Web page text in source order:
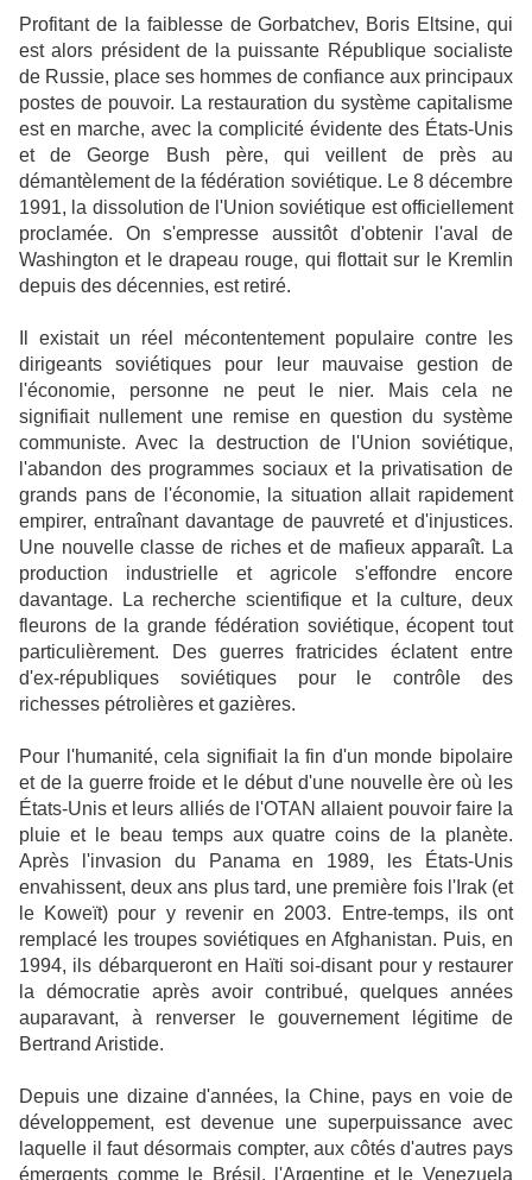
Profitant de la faiblesse de Gorbatchev, Boris Eltsine, qui
est alors président de la puissante République socialiste
de Russie, place ses hommes de confiance aux principaux
postes de pouvoir. La restauration du système capitalisme
est en marche, avec la complicité évidente des États-Unis
et de George Bush père, qui veillent de près au
démantèlement de la fédération soviétique. Le 8 décembre
1991, la dissolution de l'Union soviétique est officiellement
proclamée. On s'empresse aussitôt d'obtenir l'aval de
Washington et le drapeau rouge, qui flottait sur le Kremlin
depuis des décennies, est retiré.
Il existait un réel mécontentement populaire contre les
dirigeants soviétiques pour leur mauvaise gestion de
l'économie, personne ne peut le nier. Mais cela ne
signifiait nullement une remise en question du système
communiste. Avec la destruction de l'Union soviétique,
l'abandon des programmes sociaux et la privatisation de
grands pans de l'économie, la situation allait rapidement
empirer, entraînant davantage de pauvreté et d'injustices.
Une nouvelle classe de riches et de mafieux apparaît. La
production industrielle et agricole s'effondre encore
davantage. La recherche scientifique et la culture, deux
fleurons de la grande fédération soviétique, écopent tout
particulièrement. Des guerres fratricides éclatent entre
d'ex-républiques soviétiques pour le contrôle des
richesses pétrolières et gazières.
Pour l'humanité, cela signifiait la fin d'un monde bipolaire
et de la guerre froide et le début d'une nouvelle ère où les
États-Unis et leurs alliés de l'OTAN allaient pouvoir faire la
pluie et le beau temps aux quatre coins de la planète.
Après l'invasion du Panama en 1989, les États-Unis
envahissent, deux ans plus tard, une première fois l'Irak (et
le Koweït) pour y revenir en 2003. Entre-temps, ils ont
remplacé les troupes soviétiques en Afghanistan. Puis, en
1994, ils débarqueront en Haïti soi-disant pour y restaurer
la démocratie après avoir contribué, quelques années
auparavant, à renverser le gouvernement légitime de
Bertrand Aristide.
Depuis une dizaine d'années, la Chine, pays en voie de
développement, est devenue une superpuissance avec
laquelle il faut désormais compter, aux côtés d'autres pays
émergents comme le Brésil, l'Argentine et le Venezuela